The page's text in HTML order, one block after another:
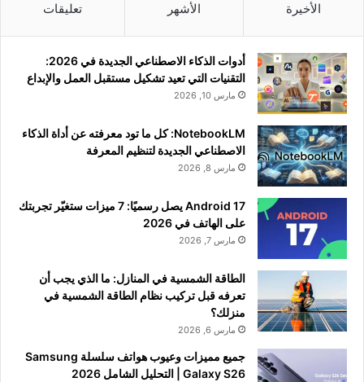
الأخيرة الأشهر تعليقات
أدوات الذكاء الاصطناعي الجديدة في 2026:
التقنيات التي تعيد تشكيل مستقبل العمل والإبداع
مارس 10, 2026
NotebookLM: كل ما تود معرفته عن أداة الذكاء
الاصطناعي الجديدة لتنظيم المعرفة
مارس 8, 2026
Android 17 يصل رسميًا: 7 ميزات ستغيّر تجربتك
على الهاتف في 2026
مارس 7, 2026
الطاقة الشمسية في المنازل: ما الذي يجب أن
تعرفه قبل تركيب نظام الطاقة الشمسية في
منزلك؟
مارس 6, 2026
جميع مميزات وعيوب هواتف سلسلة Samsung
Galaxy S26 | التحليل الشامل 2026